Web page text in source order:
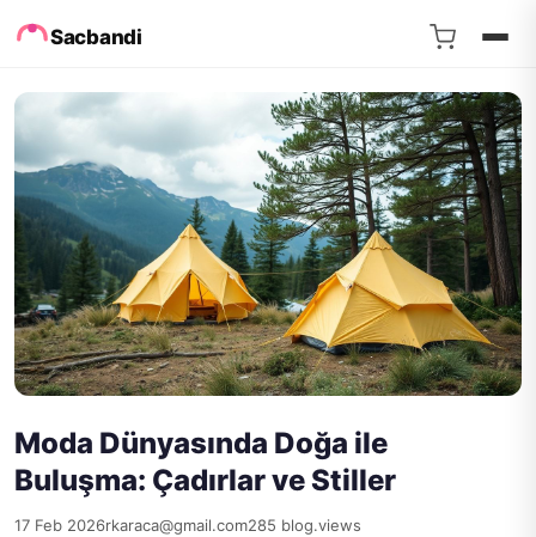
Sacbandi
Moda Dünyasında Doğa ile
Buluşma: Çadırlar ve Stiller
17 Feb 2026rkaraca@gmail.com285 blog.views